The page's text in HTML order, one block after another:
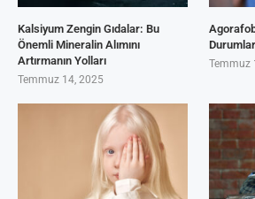
Kalsiyum Zengin Gıdalar: Bu
Önemli Mineralin Alımını
Artırmanın Yolları
Temmuz 14, 2025
Temmuz